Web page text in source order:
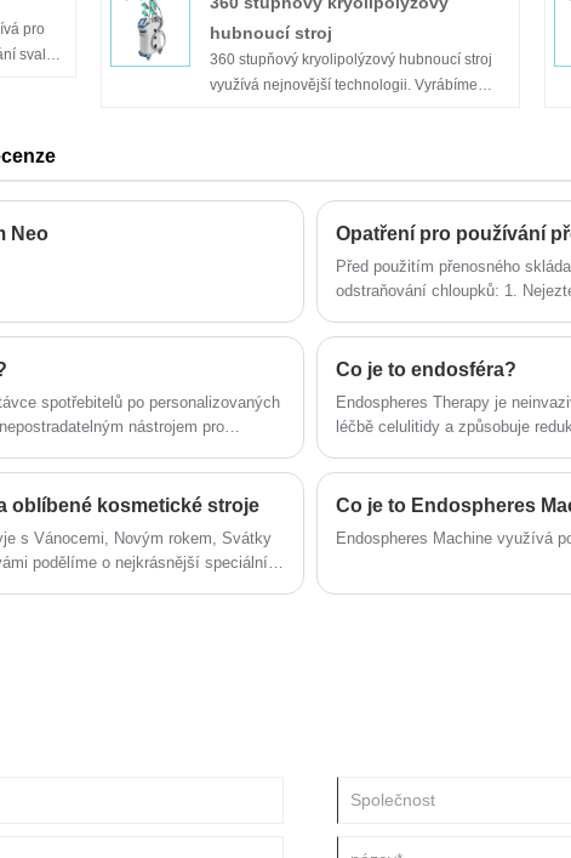
cena je nižší než 2000 USD.
pro
svalů.
a
hubnoucí stroj
360 stupňový kryolipolýzový hubnoucí stroj
využívá nejnovější technologii. Vyrábíme
dvě madla CRYO více. 360stupňový
kryolipolýzový hubnoucí stroj může
poskytnout lepší výsledky ošetření a lepší
pocit z ošetření ve srovnání s tradičními stroji
Neo
Před použitím přenosného
odstraňování chloupků: 1.
kondenzát, gel z aloe vera atd.
spotřebitelů po personalizovaných
nástrojem pro
Co je to endosféra?
Endospheres Therapy je
léčbě celulitidy a způsobuje
oblíbené kosmetické stroje
s Vánocemi, Novým rokem, Svátky
podělíme o nejkrásnější speciální
Co je to Endospheres
Endospheres Machine využívá